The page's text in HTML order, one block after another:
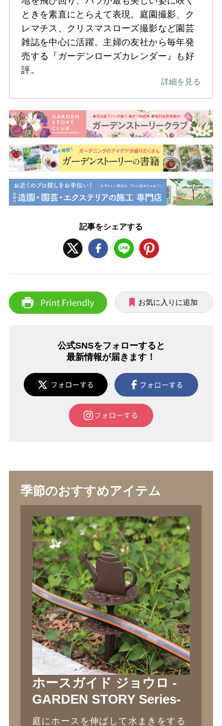
ときを素直にとらえて表現。庭園撮影、ク
レマチス、クリスマスローズ撮影など園芸
雑誌を中心に活躍。主婦の友社から毎年発
売する『ガーデンローズカレンダー』も好
評。
詳細を見る
記事をシェアする
お気に入りに追加
公式SNSをフォローすると
最新情報が届きます！
季節のおすすめアイテム
ホースガイド ジョウロ -
GARDEN STORY Series-
庭にホースを伸ばして水まきをする